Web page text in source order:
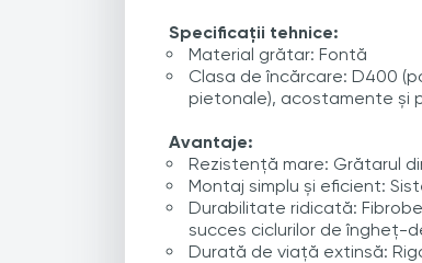
Specificații tehnice:
Material grătar: Fontă
Clasa de încărcare: D400
pietonale), acostamente și
Avantaje:
Rezistență mare: Grătarul
Montaj simplu și eficient:
Durabilitate ridicată:
succes ciclurilor de îngheț-
Durată de viață extinsă: